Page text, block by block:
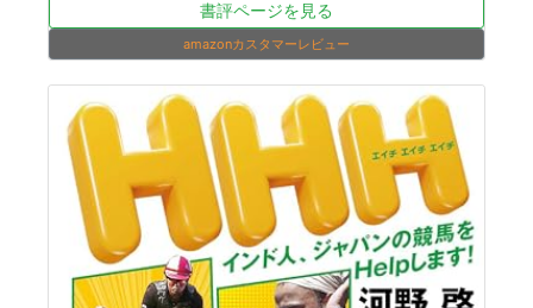
書評ページを見る
amazonカスタマーレビュー